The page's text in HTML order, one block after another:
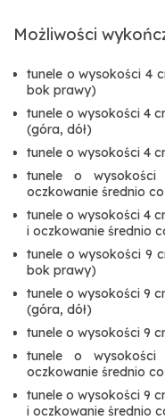
Możliwości
tunele o wysokości 4
bok prawy)
tunele o wysokości 4
(góra, dół)
tunele o wysokości 4
tunele o
oczkowanie średnio
tunele o wysokości 4
i oczkowanie średnio
tunele o wysokości 9
bok prawy)
tunele o wysokości 9
(góra, dół)
tunele o wysokości 9
tunele o
oczkowanie średnio
tunele o wysokości 9
i oczkowanie średnio